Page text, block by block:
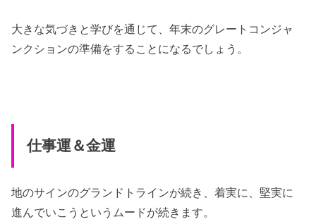
大きな気づきと学びを通じて、年末のグレートコンジャ
ンクションの準備をすることになるでしょう。
仕事運＆金運
地のサインのグランドトラインが続き、着実に、堅実に
進んでいこうというムードが続きます。